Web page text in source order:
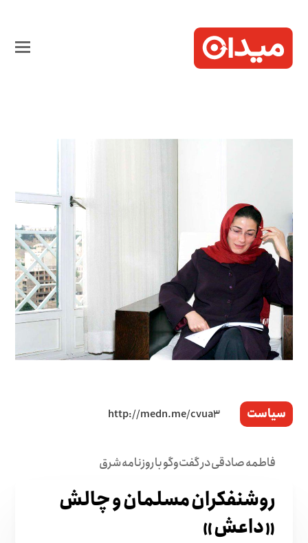
سیاست
فاطمه صادقی در گفت‌وگو با روزنامه‌ شرق
روشنفکران مسلمان و چالش
«داعش»